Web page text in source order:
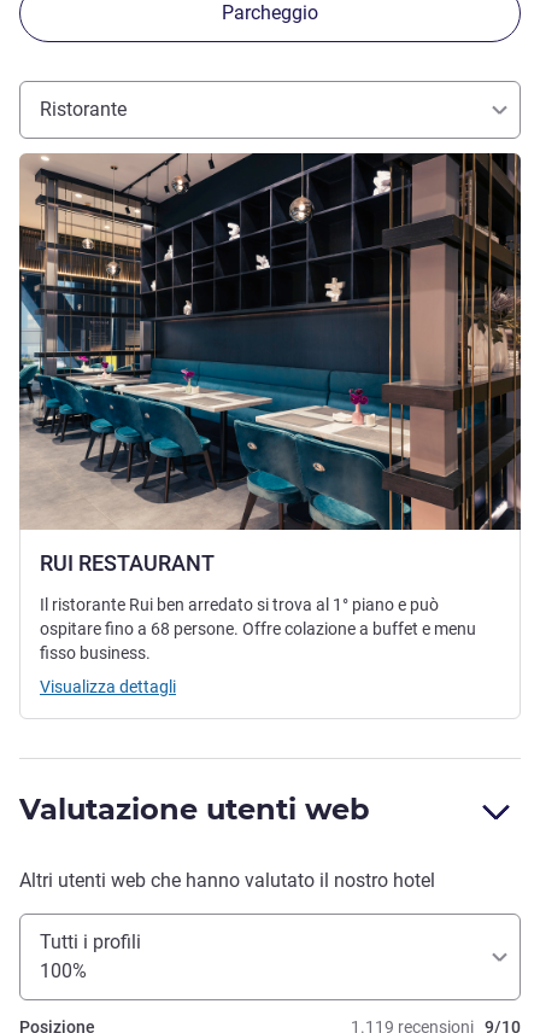
Parcheggio
Ristorante
RUI RESTAURANT
Visualizza dettagli
Il ristorante Rui ben arredato si trova al 1° piano e può
ospitare fino a 68 persone. Offre colazione a buffet e menu
fisso business.
Visualizza dettagli
Valutazione utenti web
Altri utenti web che hanno valutato il nostro hotel
Tutti i profili
100%
1.119 recensioni 9/10
Posizione